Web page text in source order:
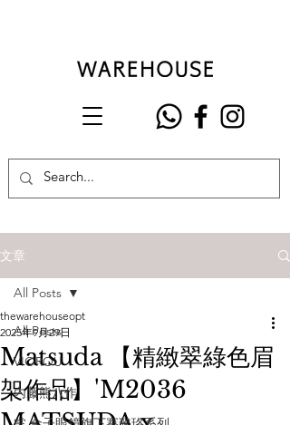
文章
All Posts
VIOROU
內藤熊八作
All Posts
Matsuda 【精緻翠綠色眉
架作品】'M2036
thewarehouseopt
2025年9月29日